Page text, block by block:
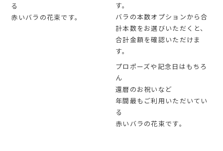
る
赤いバラの花束です。
す。
バラの本数オプションから合
計本数をお選びいただくと、
合計金額を確認いただけま
す。
プロポーズや記念日はもちろ
ん
還暦のお祝いなど
年間最もご利用いただいてい
る
赤いバラの花束です。